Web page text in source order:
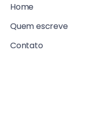
Home
Quem escreve
Contato